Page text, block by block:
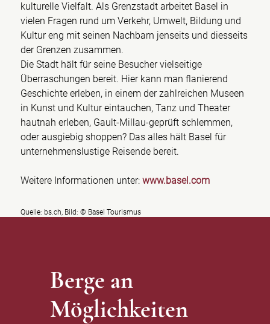
kulturelle Vielfalt. Als Grenzstadt arbeitet Basel in
vielen Fragen rund um Verkehr, Umwelt, Bildung und
Kultur eng mit seinen Nachbarn jenseits und diesseits
der Grenzen zusammen.
Die Stadt hält für seine Besucher vielseitige
Überraschungen bereit. Hier kann man flanierend
Geschichte erleben, in einem der zahlreichen Museen
in Kunst und Kultur eintauchen, Tanz und Theater
hautnah erleben, Gault-Millau-geprüft schlemmen,
oder ausgiebig shoppen? Das alles hält Basel für
unternehmenslustige Reisende bereit.
Weitere Informationen unter: www.basel.com
Quelle: bs.ch, Bild: © Basel Tourismus
Berge an
Möglichkeiten